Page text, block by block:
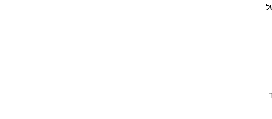
הפתוח בתנועה. מודל חדש ומתהווה אשר יושם על בסיס עקרונות הסטודיו הפתוח באמנות חזותית והותאם למודליטי של
דרך ההתנסות החוויתית במודל ודיון במושגים ובתאוריה אנו מקווים לאפשר העמקה בהבנה של כיצד המודל יכול לעודד